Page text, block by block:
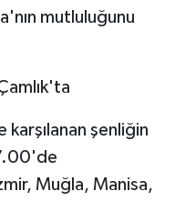
mutluluğunu
şenliğin
Muğla, Manisa,